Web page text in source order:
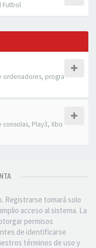
Futbol
ordenadores, progra
Play3, Xbo
Registrarse tomará solo
acceso al sistema. La
permisos
de identificarse
términos de uso y